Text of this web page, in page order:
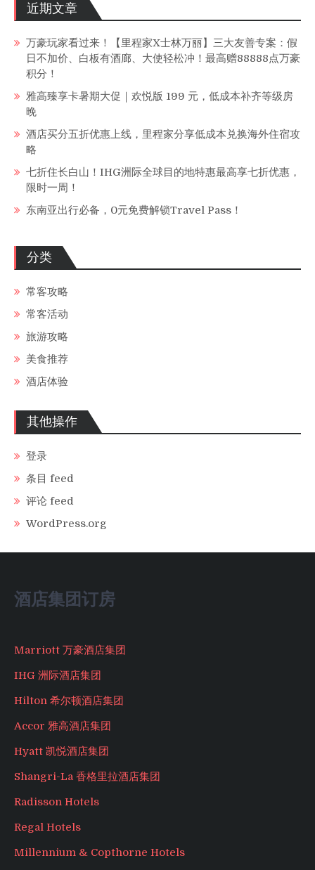
近期文章
万豪玩家看过来！【里程家X士林万丽】三大友善专案：假
日不加价、白板有酒廊、大使轻松冲！最高赠88888点万豪
积分！
雅高臻享卡暑期大促｜欢悦版 199 元，低成本补齐等级房
晚
酒店买分五折优惠上线，里程家分享低成本兑换海外住宿攻
略
七折住长白山！IHG洲际全球目的地特惠最高享七折优惠，
限时一周！
东南亚出行必备，0元免费解锁Travel Pass！
分类
常客攻略
常客活动
旅游攻略
美食推荐
酒店体验
其他操作
登录
条目 feed
评论 feed
WordPress.org
酒店集团订房
Marriott 万豪酒店集团
IHG 洲际酒店集团
Hilton 希尔顿酒店集团
Accor 雅高酒店集团
Hyatt 凯悦酒店集团
Shangri-La 香格里拉酒店集团
Radisson Hotels
Regal Hotels
Millennium & Copthorne Hotels